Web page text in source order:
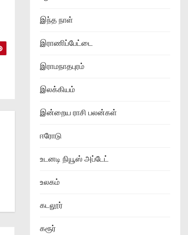
இந்த நாள்
இராணிப்பேட்டை
இராமநாதபுரம்
இலக்கியம்
இன்றைய ராசி பலன்கள்
ஈரோடு
உடனடி நியூஸ் அப்டேட்
உலகம்
கடலூர்
கரூர்